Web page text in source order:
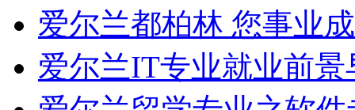
爱尔兰都柏林 您事业
爱尔兰IT专业就业前景